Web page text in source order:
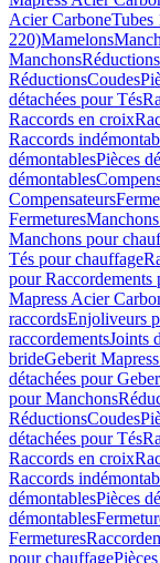
Acier CarboneTubes
220)Mamelons
ManchonsRéductions
RéductionsCoudes
détachées pour Tés
Raccords en croix
Raccords
démontablesPièces
démontables
Compensateurs
Fermetures
Manchons pour
Tés pour chauffage
pour Raccordements
Mapress Acier
raccordsEnjoliveurs
raccordementsJoints
brideGeberit
détachées pour
pour Manchons
RéductionsCoudes
détachées pour Tés
Raccords en croix
Raccords
démontablesPièces
démontables
Fermetures
pour chauffage